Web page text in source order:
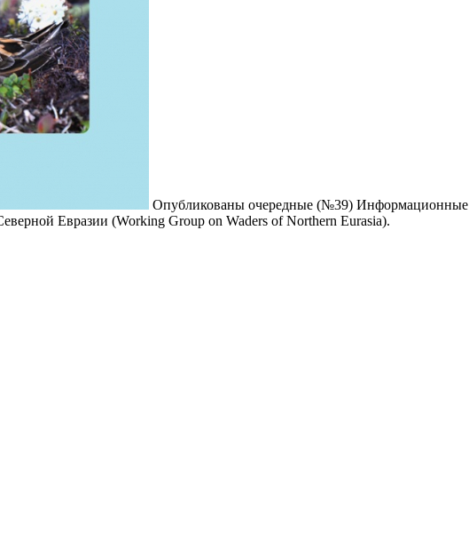
Опубликованы очередные (№39) Информационные
Евразии (Working Group on Waders of Northern Eurasia).